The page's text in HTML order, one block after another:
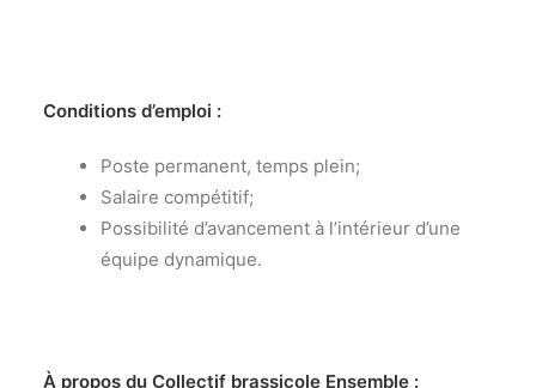
Conditions d’emploi :
Poste permanent, temps plein;
Salaire compétitif;
Possibilité d’avancement à l’intérieur d’une
équipe dynamique.
À propos du Collectif brassicole Ensemble :